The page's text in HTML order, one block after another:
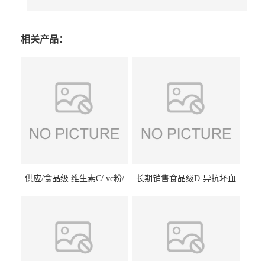
相关产品：
供应/食品级 维生素C/ vc粉/
长期销售食品级D-异抗坏血